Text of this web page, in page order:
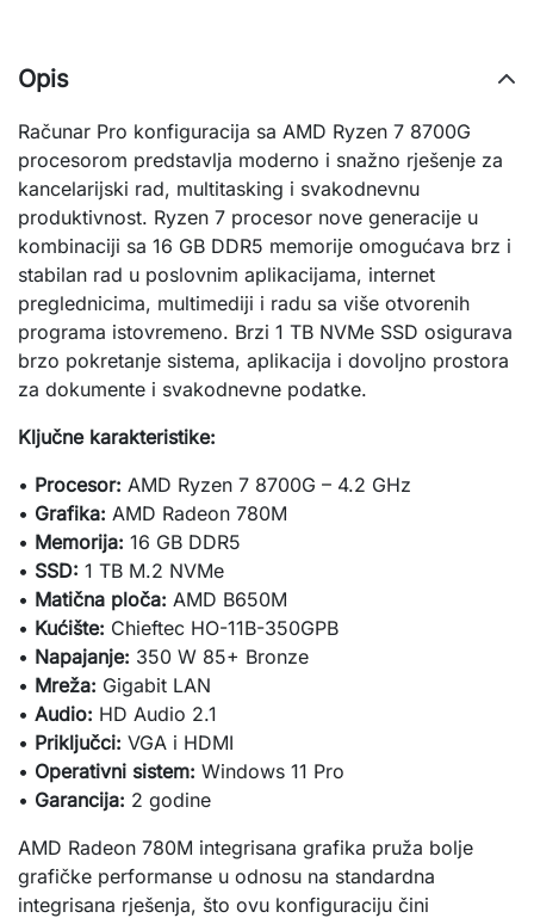
Opis
Računar Pro konfiguracija sa AMD Ryzen 7 8700G
procesorom predstavlja moderno i snažno rješenje za
kancelarijski rad, multitasking i svakodnevnu
produktivnost. Ryzen 7 procesor nove generacije u
kombinaciji sa 16 GB DDR5 memorije omogućava brz i
stabilan rad u poslovnim aplikacijama, internet
preglednicima, multimediji i radu sa više otvorenih
programa istovremeno. Brzi 1 TB NVMe SSD osigurava
brzo pokretanje sistema, aplikacija i dovoljno prostora
za dokumente i svakodnevne podatke.
Ključne karakteristike:
• Procesor: AMD Ryzen 7 8700G – 4.2 GHz
• Grafika: AMD Radeon 780M
• Memorija: 16 GB DDR5
• SSD: 1 TB M.2 NVMe
• Matična ploča: AMD B650M
• Kućište: Chieftec HO-11B-350GPB
• Napajanje: 350 W 85+ Bronze
• Mreža: Gigabit LAN
• Audio: HD Audio 2.1
• Priključci: VGA i HDMI
• Operativni sistem: Windows 11 Pro
• Garancija: 2 godine
AMD Radeon 780M integrisana grafika pruža bolje
grafičke performanse u odnosu na standardna
integrisana rješenja, što ovu konfiguraciju čini